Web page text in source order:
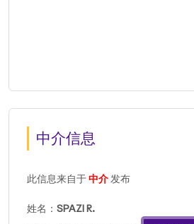
中介信息
此信息来自于中介发布
姓名： SPAZI R.